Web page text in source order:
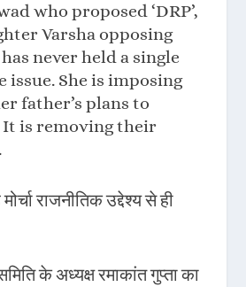
who proposed ‘DRP’,
Varsha opposing
has never held a single
issue. She is imposing
father’s plans to
It is removing their
राजनीतिक उद्देश्य से ही
के अध्यक्ष रमाकांत गुप्ता का